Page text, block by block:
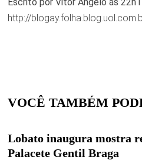
http://
VOCÊ TAMBÉM
Lobato inaugura mostra
Palacete Gentil Braga